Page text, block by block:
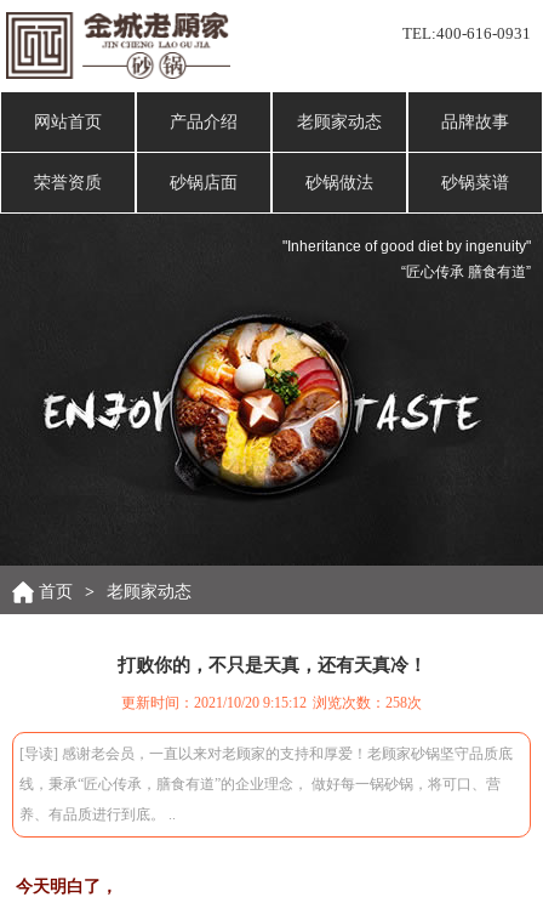
TEL:400-616-0931
网站首页 产品介绍 老顾家动态 品牌故事
荣誉资质 砂锅店面 砂锅做法 砂锅菜谱
"Inheritance of good diet by ingenuity"
“匠心传承 膳食有道”
首页 > 老顾家动态
打败你的，不只是天真，还有天真冷！
更新时间：2021/10/20 9:15:12 浏览次数： 258次
[导读] 感谢老会员，一直以来对老顾家的支持和厚爱！老顾家砂锅坚守品质底
线，秉承“匠心传承，膳食有道”的企业理念， 做好每一锅砂锅，将可口、营
养、有品质进行到底。 ..
今天明白了，